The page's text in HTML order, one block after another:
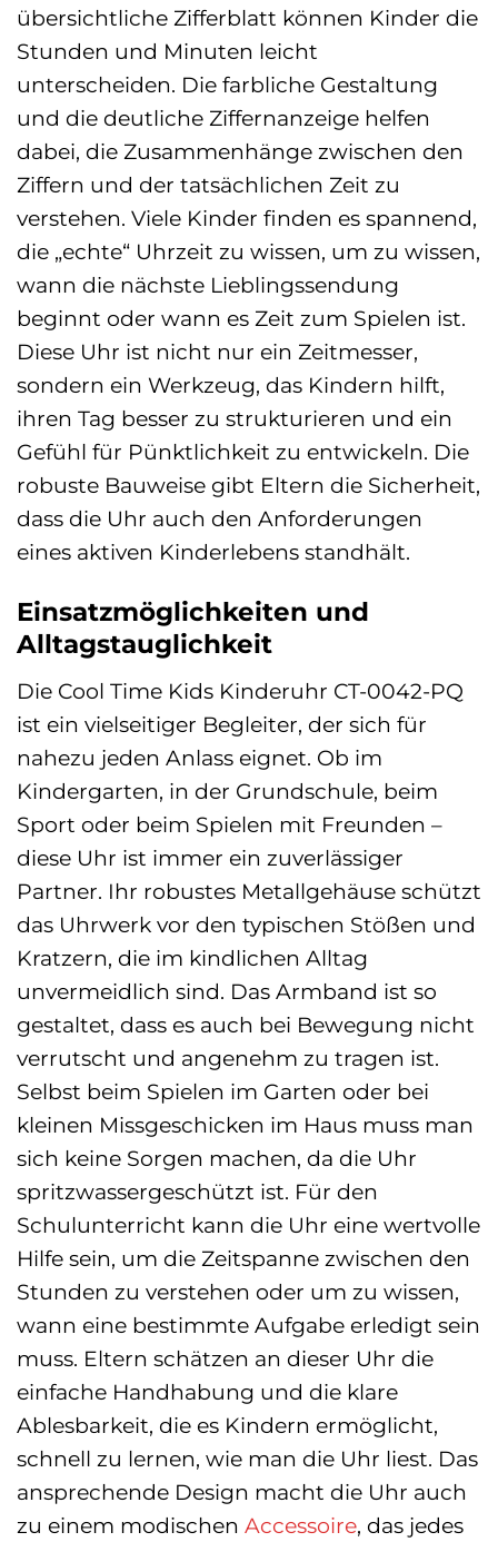
übersichtliche Zifferblatt können Kinder die
Stunden und Minuten leicht
unterscheiden. Die farbliche Gestaltung
und die deutliche Ziffernanzeige helfen
dabei, die Zusammenhänge zwischen den
Ziffern und der tatsächlichen Zeit zu
verstehen. Viele Kinder finden es spannend,
die „echte“ Uhrzeit zu wissen, um zu wissen,
wann die nächste Lieblingssendung
beginnt oder wann es Zeit zum Spielen ist.
Diese Uhr ist nicht nur ein Zeitmesser,
sondern ein Werkzeug, das Kindern hilft,
ihren Tag besser zu strukturieren und ein
Gefühl für Pünktlichkeit zu entwickeln. Die
robuste Bauweise gibt Eltern die Sicherheit,
dass die Uhr auch den Anforderungen
eines aktiven Kinderlebens standhält.
Einsatzmöglichkeiten und
Alltagstauglichkeit
Die Cool Time Kids Kinderuhr CT-0042-PQ
ist ein vielseitiger Begleiter, der sich für
nahezu jeden Anlass eignet. Ob im
Kindergarten, in der Grundschule, beim
Sport oder beim Spielen mit Freunden –
diese Uhr ist immer ein zuverlässiger
Partner. Ihr robustes Metallgehäuse schützt
das Uhrwerk vor den typischen Stößen und
Kratzern, die im kindlichen Alltag
unvermeidlich sind. Das Armband ist so
gestaltet, dass es auch bei Bewegung nicht
verrutscht und angenehm zu tragen ist.
Selbst beim Spielen im Garten oder bei
kleinen Missgeschicken im Haus muss man
sich keine Sorgen machen, da die Uhr
spritzwassergeschützt ist. Für den
Schulunterricht kann die Uhr eine wertvolle
Hilfe sein, um die Zeitspanne zwischen den
Stunden zu verstehen oder um zu wissen,
wann eine bestimmte Aufgabe erledigt sein
muss. Eltern schätzen an dieser Uhr die
einfache Handhabung und die klare
Ablesbarkeit, die es Kindern ermöglicht,
schnell zu lernen, wie man die Uhr liest. Das
ansprechende Design macht die Uhr auch
zu einem modischen Accessoire, das jedes